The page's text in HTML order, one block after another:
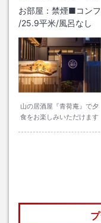
お部屋： 禁煙■コンフ
/25.9平米/風呂なし
山の居酒屋『青荷庵』で夕
食をお楽しみいただけます